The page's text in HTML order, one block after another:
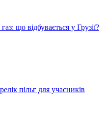
що відбувається у Грузії?
пільг для учасників